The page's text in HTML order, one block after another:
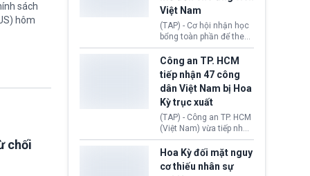
sách
hôm
chối
tín hiệu ngoại giao tích
cực này lập tức tác động
đến thị trường năng
lượng, kéo giá dầu thế
giới lùi sâu xuống dưới
mức 80 USD/thùng.
Việt Nam
(TAP) - Cơ hội nhận học
bổng toàn phần để theo
học chương trình thạc sĩ
tại Vương quốc Anh đã
chính thức quay trở lại.
Học bổng Chevening
2027/28 của Chính phủ
Anh vừa mở cổng ứng
tuyển dành riêng ứng
viên Việt Nam, hỗ trợ
toàn bộ chi phí học tập
cùng nhiều quyền lợi
trong suốt một năm
học.
Công an TP. HCM
tiếp nhận 47 công
dân Việt Nam bị Hoa
Kỳ trục xuất
(TAP) - Công an TP. HCM
(Việt Nam) vừa tiếp nhận
47 công dân Việt Nam bị
Hoa Kỳ trục xuất về
nước. Đây là đợt có số
lượng lớn nhất từ đầu
Hoa Kỳ đối mặt nguy
cơ thiếu nhân sự